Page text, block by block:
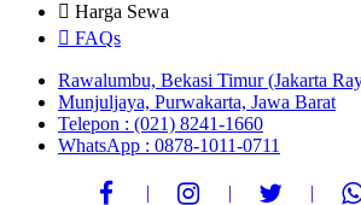
Harga Sewa
FAQs
Rawalumbu, Bekasi Timur (Jakarta
Munjuljaya, Purwakarta, Jawa Barat
Telepon : (021) 8241-1660
WhatsApp : 0878-1011-0711